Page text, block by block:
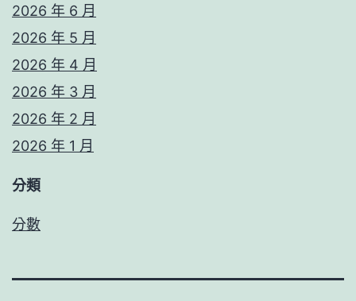
2026 年 6 月
2026 年 5 月
2026 年 4 月
2026 年 3 月
2026 年 2 月
2026 年 1 月
分類
分數